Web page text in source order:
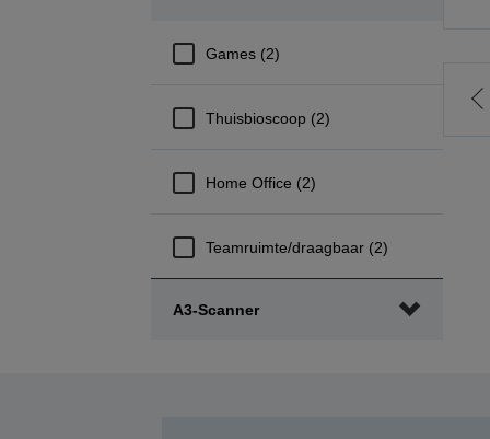
Games (2)
Thuisbioscoop (2)
Home Office (2)
Teamruimte/draagbaar (2)
A3-Scanner